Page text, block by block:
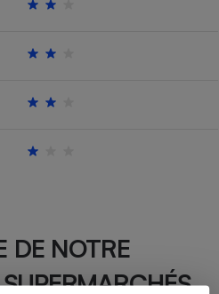
DE NOTRE